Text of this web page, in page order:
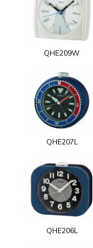
QHE209W
QHE207L
QHE206L